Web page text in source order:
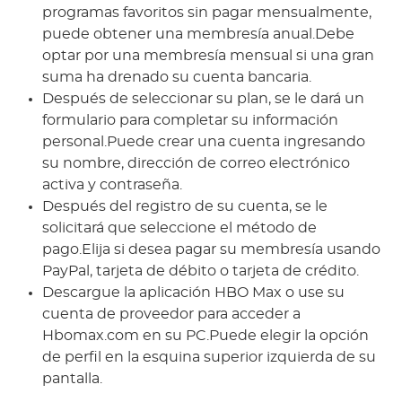
programas favoritos sin pagar mensualmente,
puede obtener una membresía anual.Debe
optar por una membresía mensual si una gran
suma ha drenado su cuenta bancaria.
Después de seleccionar su plan, se le dará un
formulario para completar su información
personal.Puede crear una cuenta ingresando
su nombre, dirección de correo electrónico
activa y contraseña.
Después del registro de su cuenta, se le
solicitará que seleccione el método de
pago.Elija si desea pagar su membresía usando
PayPal, tarjeta de débito o tarjeta de crédito.
Descargue la aplicación HBO Max o use su
cuenta de proveedor para acceder a
Hbomax.com en su PC.Puede elegir la opción
de perfil en la esquina superior izquierda de su
pantalla.